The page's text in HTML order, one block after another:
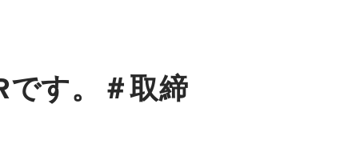
です。＃取締